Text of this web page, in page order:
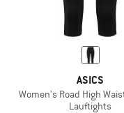
ASICS
Women's Road High Waist
Lauftights